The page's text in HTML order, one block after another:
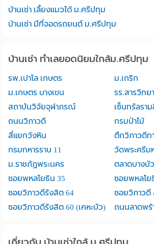
บ้านเช่า เลี้ยงแมวได้ ม.ศรีปทุม
บ้านเช่า มีที่จอดรถยนต์ ม.ศรีปทุม
บ้านเช่า ทำเลยอดนิยมใกล้ม.ศรีปทุม
รพ.เปาโล เกษตร
ม.เกริก
ม.เกษตร บางเขน
รร.สารวิทยา
สถาบันวิจัยจุฬาภรณ์
เซ็นทรัลรา
ถนนวิภาวดี
กรมป่าไม้
สี่แยกวังหิน
ตึกวิภาวดีท
กรมทหารราบ 11
วัดพระศรีม
ม.ราชภัฏพระนคร
ตลาดบางบัว
ซอยพหลโยธิน 35
ซอยพหลโย
ซอยวิภาวดีรังสิต 64
ซอยวิภาวดี
ซอยวิภาวดีรังสิต 60 (เคหะบัว)
ถนนลาดพร้
เกี่ยวกับ บ้านเช่าใกล้ ม.ศรีปทุม